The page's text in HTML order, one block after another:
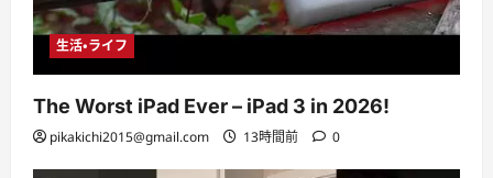
生活・ライフ
The Worst iPad Ever – iPad 3 in 2026!
pikakichi2015@gmail.com 13時間前 0